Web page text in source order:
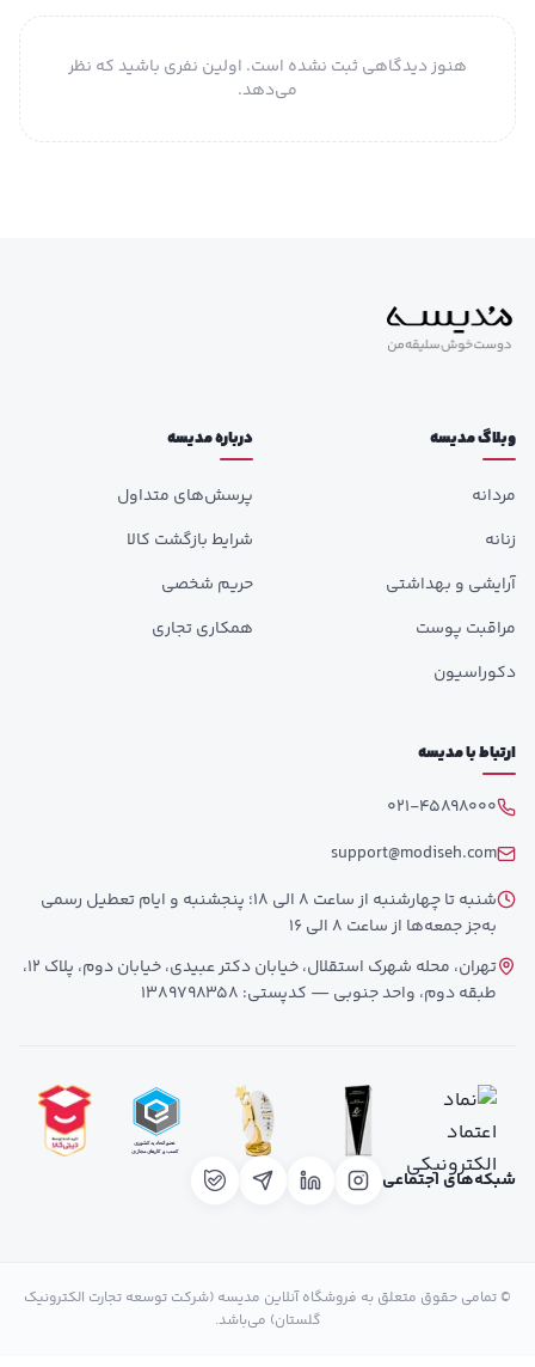
هنوز دیدگاهی ثبت نشده است. اولین نفری باشید که نظر
می‌دهد.
وبلاگ مدیسه
مردانه
زنانه
آرایشی و بهداشتی
مراقبت پوست
دکوراسیون
درباره مدیسه
پرسش‌های متداول
شرایط بازگشت کالا
حریم شخصی
همکاری تجاری
ارتباط با مدیسه
021-45898000
support@modiseh.com
شنبه تا چهارشنبه از ساعت 8 الی 18؛ پنجشنبه و ایام تعطیل رسمی
به‌جز جمعه‌ها از ساعت 8 الی 16
تهران، محله شهرک استقلال، خیابان دکتر عبیدی، خیابان دوم، پلاک 12،
طبقه دوم، واحد جنوبی — کدپستی: 1389798358
شبکه‌های اجتماعی
© تمامی حقوق متعلق به فروشگاه آنلاین مدیسه (شرکت توسعه تجارت الکترونیک
گلستان) می‌باشد.